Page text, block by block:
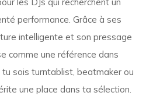
performance. Grâce à ses
intelligente et son pressage
comme une référence dans
tu sois turntablist, beatmaker ou
une place dans ta sélection.